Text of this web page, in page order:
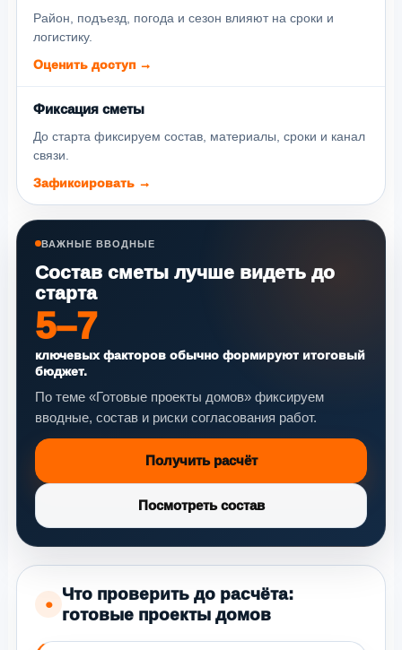
Район, подъезд, погода и сезон влияют на сроки и
логистику.
Оценить доступ →
Фиксация сметы
До старта фиксируем состав, материалы, сроки и канал
связи.
Зафиксировать →
ВАЖНЫЕ ВВОДНЫЕ
Состав сметы лучше видеть до
старта
5–7
ключевых факторов обычно формируют итоговый
бюджет.
По теме «Готовые проекты домов» фиксируем
вводные, состав и риски согласования работ.
Получить расчёт
Посмотреть состав
●
Что проверить до расчёта:
готовые проекты домов